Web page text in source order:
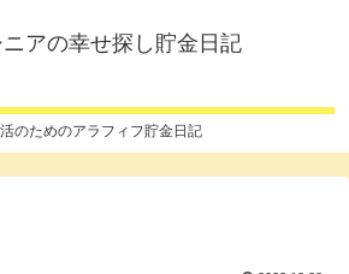
アの幸せ探し貯金日記
活のためのアラフィフ貯金日記